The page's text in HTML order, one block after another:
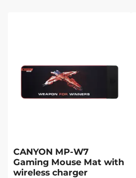
CANYON MP-W7
Gaming Mouse Mat with
wireless charger